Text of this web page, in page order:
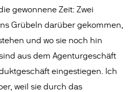
gewonnene Zeit: Zwei
Grübeln darüber gekommen,
und wo sie noch hin
aus dem Agenturgeschäft
eingestiegen. Ich
weil sie durch das